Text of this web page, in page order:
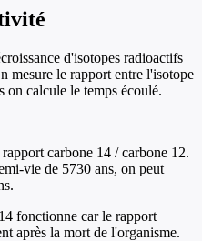
d'isotopes radioactifs
mesure le rapport entre l'isotope
on calcule le temps écoulé.
carbone 14 / carbone 12.
vie de 5730 ans, on peut
fonctionne car le rapport
après la mort de l'organisme.